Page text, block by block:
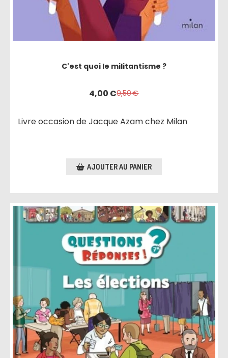
C'est quoi le militantisme ?
4,00€9,50€
Livre occasion de Jacque Azam chez Milan
AJOUTER AU PANIER